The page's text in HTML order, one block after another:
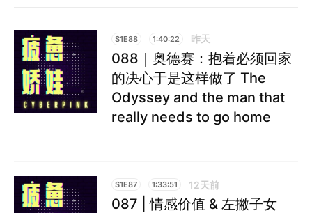
S1E88 1:40:22 昨天
088｜奥德赛：抱着必须回家
的决心于是这样做了 The
Odyssey and the man that
really needs to go home
S1E87 1:33:51 12天前
087 | 情感价值 & 左撇子女